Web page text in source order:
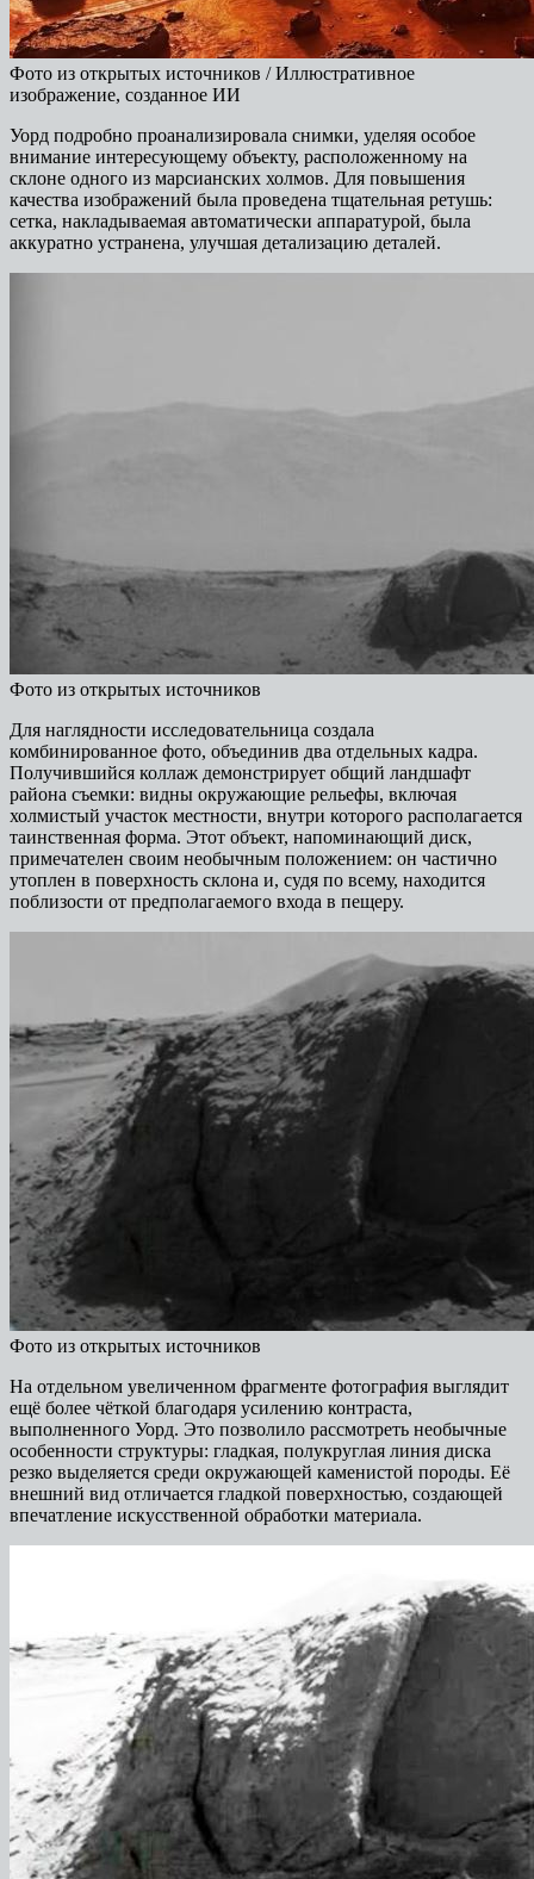
Фото из открытых источников / Иллюстративное
изображение, созданное ИИ
Уорд подробно проанализировала снимки, уделяя особое
внимание интересующему объекту, расположенному на
склоне одного из марсианских холмов. Для повышения
качества изображений была проведена тщательная ретушь:
сетка, накладываемая автоматически аппаратурой, была
аккуратно устранена, улучшая детализацию деталей.
Фото из открытых источников
Для наглядности исследовательница создала
комбинированное фото, объединив два отдельных кадра.
Получившийся коллаж демонстрирует общий ландшафт
района съемки: видны окружающие рельефы, включая
холмистый участок местности, внутри которого располагается
таинственная форма. Этот объект, напоминающий диск,
примечателен своим необычным положением: он частично
утоплен в поверхность склона и, судя по всему, находится
поблизости от предполагаемого входа в пещеру.
Фото из открытых источников
На отдельном увеличенном фрагменте фотография выглядит
ещё более чёткой благодаря усилению контраста,
выполненного Уорд. Это позволило рассмотреть необычные
особенности структуры: гладкая, полукруглая линия диска
резко выделяется среди окружающей каменистой породы. Её
внешний вид отличается гладкой поверхностью, создающей
впечатление искусственной обработки материала.